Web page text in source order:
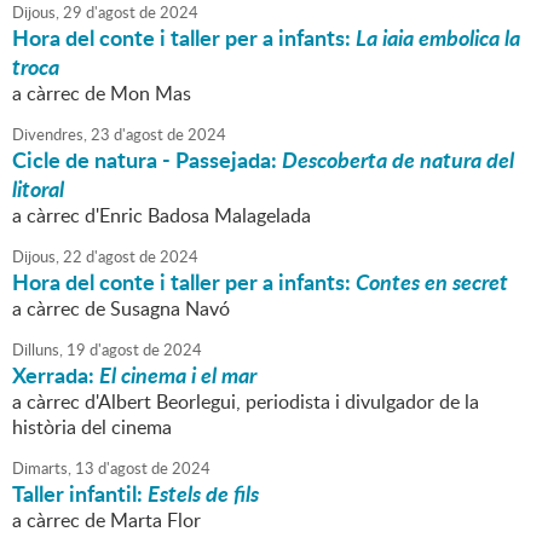
Dijous,29 d'agostde2024
Hora del conte i taller per a infants:La iaia embolica la
troca
a càrrec de Mon Mas
Divendres,23 d'agostde2024
Cicle de natura - Passejada:Descoberta de natura del
litoral
a càrrec d'Enric Badosa Malagelada
Dijous,22 d'agostde2024
Hora del conte i taller per a infants:Contes en secret
a càrrec de Susagna Navó
Dilluns, 19 d'agostde2024
Xerrada:El cinema i el mar
a càrrec d'Albert Beorlegui, periodista i divulgador de la
història del cinema
Dimarts, 13 d'agostde2024
Taller infantil:Estels de fils
a càrrec de Marta Flor